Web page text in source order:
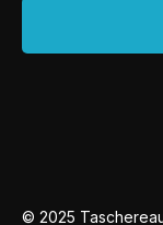
© 2025